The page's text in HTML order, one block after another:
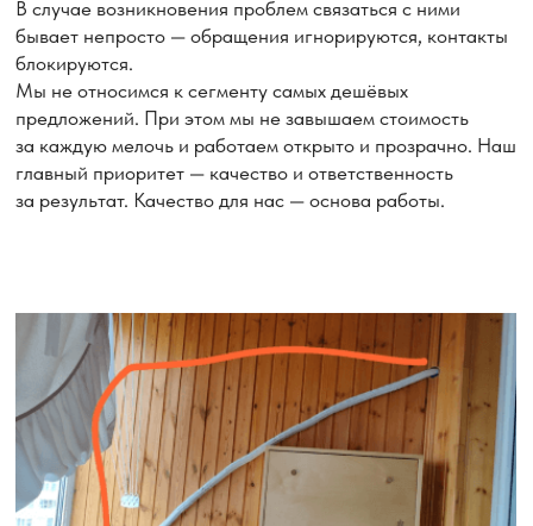
9 BTU
(25м²)
12 BTU
(35м²)
18BTU
(50м²)
Диагностика
Демонтаж
Монтаж в 2 этапа (трасса,
штробление)
Стандартный монтаж